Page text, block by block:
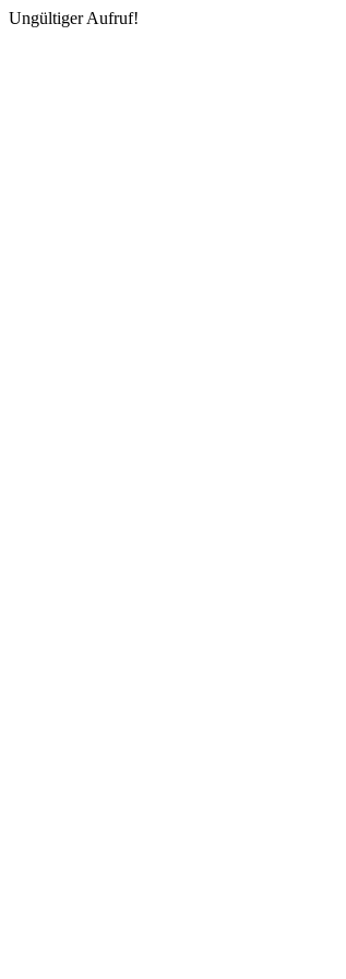
Ungültiger Aufruf!